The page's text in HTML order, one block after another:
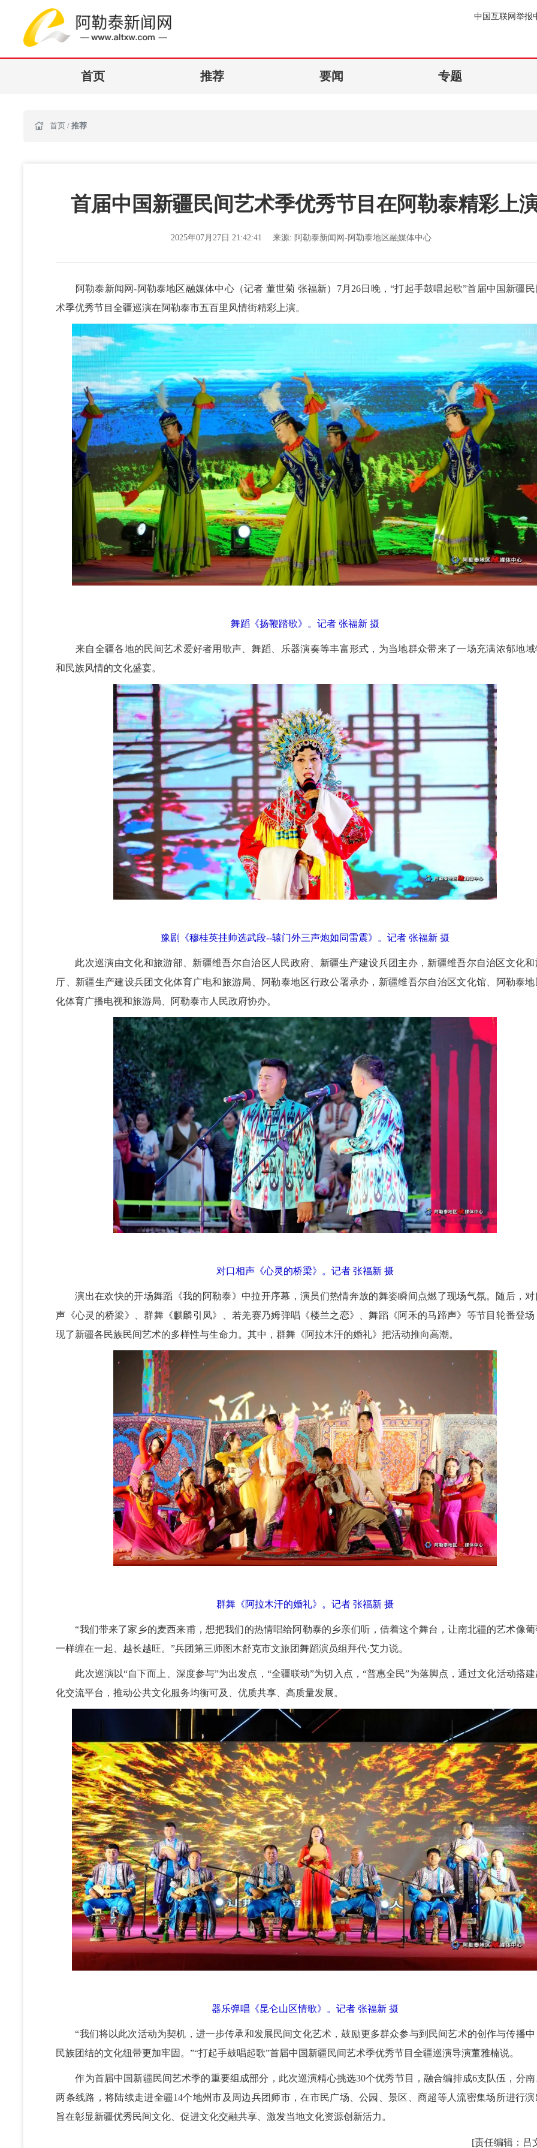
中国互联网举报
首页 推荐 要闻 专题
首页 / 推荐
首届中国新疆民间艺术季优秀节目在阿勒泰精彩上
2025年07月27日 21:42:41 来源: 阿勒泰新闻网-阿勒泰地区融媒体中心
阿勒泰新闻网-阿勒泰地区融媒体中心（记者 董世菊 张福新） 7月26日晚，“打起手鼓唱起歌”首届中国新疆民
术季优秀节目全疆巡演在阿勒泰市五百里风情街精彩上演。
舞蹈《扬鞭踏歌》。记者 张福新 摄
来自全疆各地的民间艺术爱好者用歌声、舞蹈、乐器演奏等丰富形式， 为当地群众带来了一场充满浓郁地域
和民族风情的文化盛宴。
豫剧《穆桂英挂帅选武段--辕门外三声炮如同雷震》。记者 张福新 摄
此次巡演由文化和旅游部、新疆维吾尔自治区人民政府、新疆生产建设兵团主办，新疆维吾尔自治区文化和
厅、新疆生产建设兵团文化体育广电和旅游局、阿勒泰地区行政公署承办，新疆维吾尔自治区文化馆、阿勒泰地
化体育广播电视和旅游局、阿勒泰市人民政府协办。
对口相声《心灵的桥梁》。记者 张福新 摄
演出在欢快的开场舞蹈《我的阿勒泰》中拉开序幕，演员们热情奔放的舞姿瞬间点燃了现场气氛。随后，对
声《心灵的桥梁》、群舞《麒麟引凤》、若羌赛乃姆弹唱《楼兰之恋》、舞蹈《阿禾的马蹄声》等节目轮番登场
现了新疆各民族民间艺术的多样性与生命力。其中，群舞《阿拉木汗的婚礼》把活动推向高潮。
群舞《阿拉木汗的婚礼》。记者 张福新 摄
“我们带来了家乡的麦西来甫，想把我们的热情唱给阿勒泰的乡亲们听，借着这个舞台，让南北疆的艺术像葡
一样缠在一起、越长越旺。”兵团第三师图木舒克市文旅团舞蹈演员组拜代·艾力说。
此次巡演以“自下而上、深度参与”为出发点，“全疆联动”为切入点，“普惠全民”为落脚点，通过文化活动搭建
化交流平台，推动公共文化服务均衡可及、优质共享、高质量发展。
器乐弹唱《昆仑山区情歌》。记者 张福新 摄
“我们将以此次活动为契机，进一步传承和发展民间文化艺术，鼓励更多群众参与到民间艺术的创作与传播中
民族团结的文化纽带更加牢固。”“打起手鼓唱起歌”首届中国新疆民间艺术季优秀节目全疆巡演导演董雅楠说。
作为首届中国新疆民间艺术季的重要组成部分，此次巡演精心挑选30个优秀节目，融合编排成6支队伍，分
两条线路，将陆续走进全疆14个地州市及周边兵团师市，在市民广场、公园、景区、商超等人流密集场所进行演
旨在彰显新疆优秀民间文化、促进文化交融共享、激发当地文化资源创新活力。
[责任编辑：吕